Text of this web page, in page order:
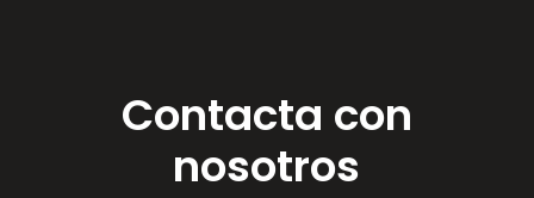
Contacta con
nosotros